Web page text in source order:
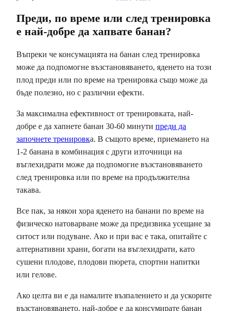
Преди, по време или след тренировка
е най-добре да хапвате банан?
Въпреки че консумацията на банан след тренировка
може да подпомогне възстановяването, яденето на този
плод преди или по време на тренировка също може да
бъде полезно, но с различни ефекти.
За максимална ефективност от тренировката, най-
добре е да хапнете банан 30-60 минути преди да
започнете тренировка. В същото време, приемането на
1-2 банана в комбинация с други източници на
въглехидрати може да подпомогне възстановяването
след тренировка или по време на продължителна
такава.
Все пак, за някои хора яденето на банани по време на
физическо натоварване може да предизвика усещане за
ситост или подуване. Ако и при вас е така, опитайте с
алтернативни храни, богати на въглехидрати, като
сушени плодове, плодови пюрета, спортни напитки
или гелове.
Ако целта ви е да намалите възпалението и да ускорите
възстановяването, най-добре е да консумирате банан